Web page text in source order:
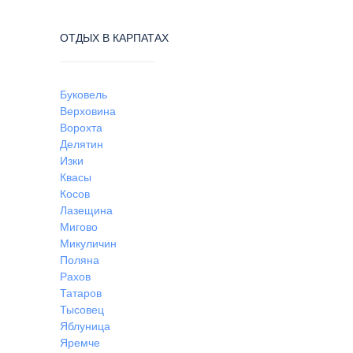
ОТДЫХ В КАРПАТАХ
Буковель
Верховина
Ворохта
Делятин
Изки
Квасы
Косов
Лазещина
Мигово
Микуличин
Поляна
Рахов
Татаров
Тысовец
Яблуница
Яремче